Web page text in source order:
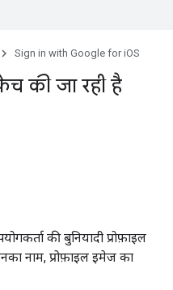
Sign in with Google for iOS
की जा रही है
की बुनियादी प्रोफ़ाइल
नाम, प्रोफ़ाइल इमेज का